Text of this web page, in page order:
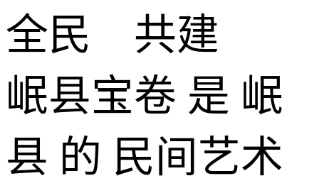
全民 共建
岷县宝卷 是 岷
县 的 民间艺术